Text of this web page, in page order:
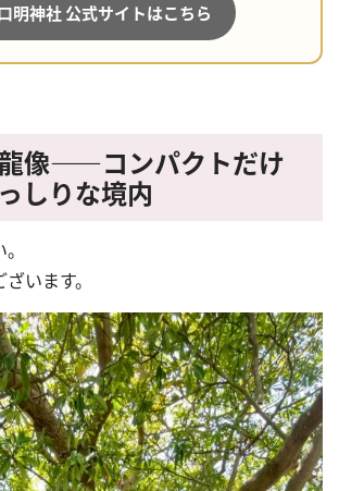
明神社 公式サイトはこちら
像――コンパクトだけ
しりな境内
います。